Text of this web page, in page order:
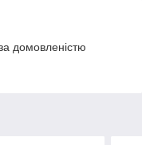
домовленістю